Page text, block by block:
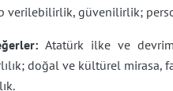
verilebilirlik, güvenilirlik;
Atatürk ilke ve
doğal ve kültürel mirasa,